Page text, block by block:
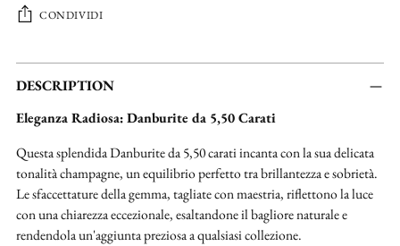
CONDIVIDI
Aggiungere
un
al
carrello...
DESCRIPTION
Eleganza Radiosa: Danburite da 5,50 Carati
Questa splendida Danburite da 5,50 carati incanta con la sua delicata
tonalità champagne, un equilibrio perfetto tra brillantezza e sobrietà.
Le sfaccettature della gemma, tagliate con maestria, riflettono la luce
con una chiarezza eccezionale, esaltandone il bagliore naturale e
rendendola un'aggiunta preziosa a qualsiasi collezione.